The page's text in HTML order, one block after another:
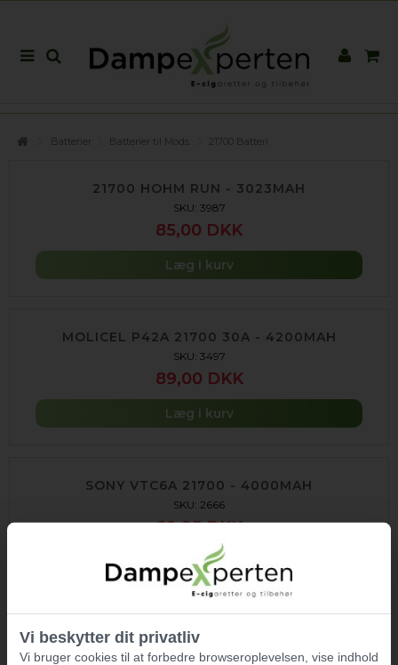
Batterier Batterier til Mods. 21700 Batteri
21700 HOHM RUN - 3023MAH
SKU: 3987
85,00 DKK
Læg i kurv
MOLICEL P42A 21700 30A - 4200MAH
SKU: 3497
89,00 DKK
Læg i kurv
SONY VTC6A 21700 - 4000MAH
SKU: 2666
69,95 DKK
Læg i kurv
VAP PROCELL 21700 - 4200MAH
SKU: 4133
Vi beskytter dit privatliv
Vi bruger cookies til at forbedre browseroplevelsen, vise indhold